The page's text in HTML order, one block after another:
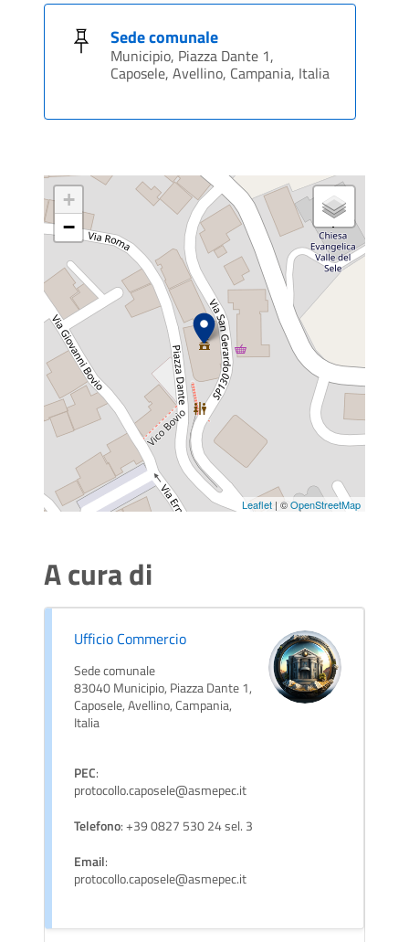
Sede comunale
Municipio, Piazza Dante 1,
Caposele, Avellino, Campania, Italia
+
−
Leaflet | ©OpenStreetMap
A cura di
Ufficio Commercio
Sede comunale
83040 Municipio, Piazza Dante 1,
Caposele, Avellino, Campania,
Italia
PEC:
protocollo.caposele@asmepec.it
Telefono: +39 0827 530 24 sel. 3
Email:
protocollo.caposele@asmepec.it